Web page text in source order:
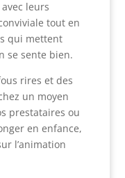
leurs
tout en
qui mettent
se sente bien.
rires et des
un moyen
prestataires ou
en enfance,
l’animation